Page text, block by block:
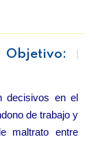
Objetivo:
decisivos en el
de trabajo y
maltrato entre